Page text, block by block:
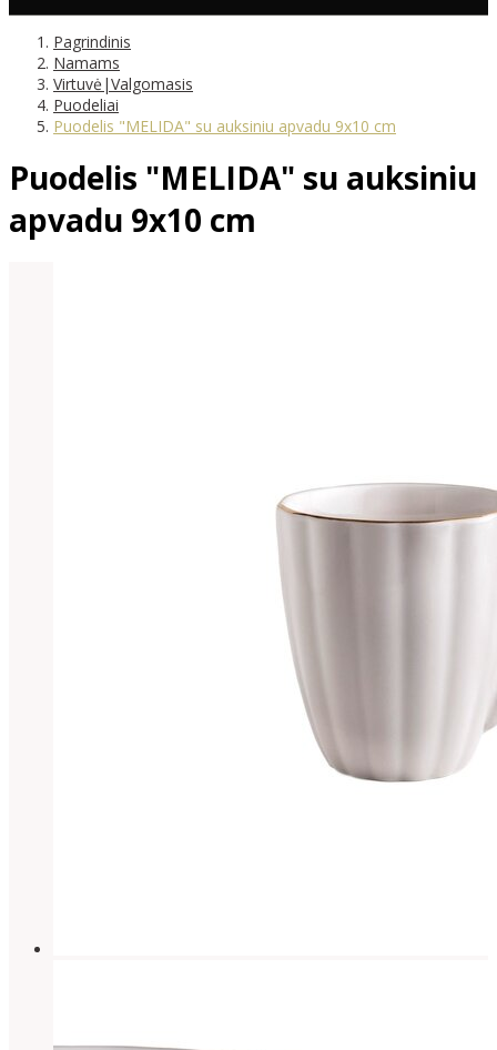
Pagrindinis
Namams
Virtuvė|Valgomasis
Puodeliai
Puodelis "MELIDA" su auksiniu apvadu 9x10 cm
Puodelis "MELIDA" su auksiniu
apvadu 9x10 cm